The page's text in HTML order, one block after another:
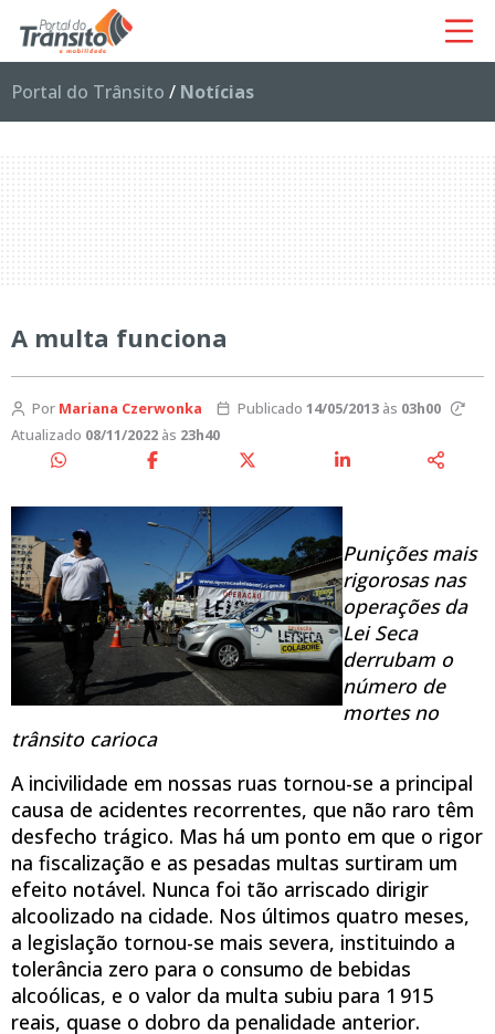
Portal do Trânsito / Notícias
A multa funciona
Por Mariana Czerwonka Publicado 14/05/2013às 03h00
Atualizado 08/11/2022 às 23h40
Punições mais
rigorosas nas
operações da
Lei Seca
derrubam o
número de
mortes no
trânsito carioca
A incivilidade em nossas ruas tornou-se a principal
causa de acidentes recorrentes, que não raro têm
desfecho trágico. Mas há um ponto em que o rigor
na fiscalização e as pesadas multas surtiram um
efeito notável. Nunca foi tão arriscado dirigir
alcoolizado na cidade. Nos últimos quatro meses,
a legislação tornou-se mais severa, instituindo a
tolerância zero para o consumo de bebidas
alcoólicas, e o valor da multa subiu para 1 915
reais, quase o dobro da penalidade anterior.